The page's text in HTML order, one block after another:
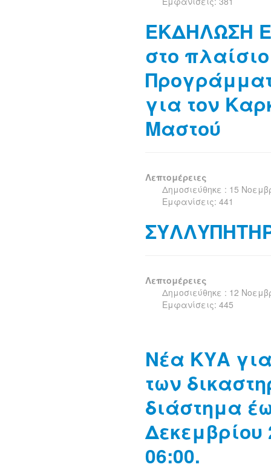
ΕΚΔΗΛΩΣΗ
στο
για τον
Μαστού
Λεπτομέρειες
Δημοσιεύθηκε : 15
Εμφανίσεις: 441
Λεπτομέρειες
Δημοσιεύθηκε : 12
Εμφανίσεις: 445
Νέα ΚΥΑ
των
διάστημα
Δεκεμβρίου
06:00.